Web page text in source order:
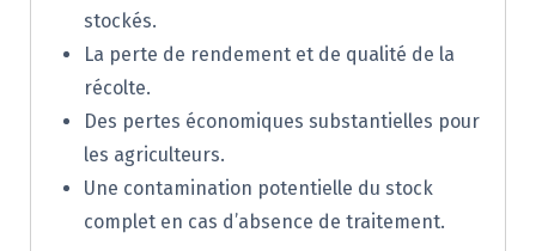
stockés.
La perte de rendement et de qualité de la
récolte.
Des pertes économiques substantielles pour
les agriculteurs.
Une contamination potentielle du stock
complet en cas d’absence de traitement.